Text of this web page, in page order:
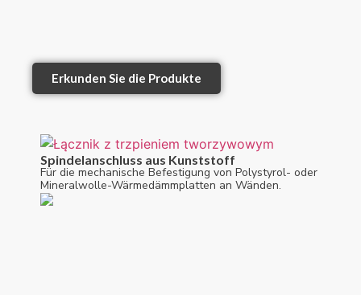
Erkunden Sie die Produkte
Spindelanschluss aus Kunststoff
Für die mechanische Befestigung von Polystyrol- oder
Mineralwolle-Wärmedämmplatten an Wänden.